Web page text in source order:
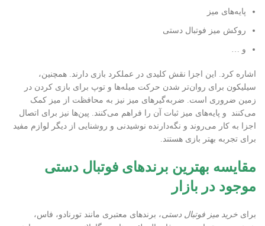
پایه‌های میز
روکش میز فوتبال دستی
و …
اشاره کرد. این اجزا نقش کلیدی در عملکرد بازی دارند. همچنین،
سیلیکون برای روان‌تر شدن حرکت میله‌ها و توپ برای بازی کردن در
زمین ضروری است. ضربه‌گیرهای میز نیز به محافظت از میز کمک
می‌کنند و پایه‌های میز ثبات آن را فراهم می‌کنند. پین‌ها نیز برای اتصال
اجزا به کار می‌روند و نگه‌دارنده نوشیدنی و روشنایی از دیگر لوازم مفید
برای تجربه بهتر بازی هستند.
مقایسه بهترین برندهای فوتبال دستی
موجود در بازار
برای خرید میز فوتبال دستی، برندهای معتبری مانند تورنادو، فاس،